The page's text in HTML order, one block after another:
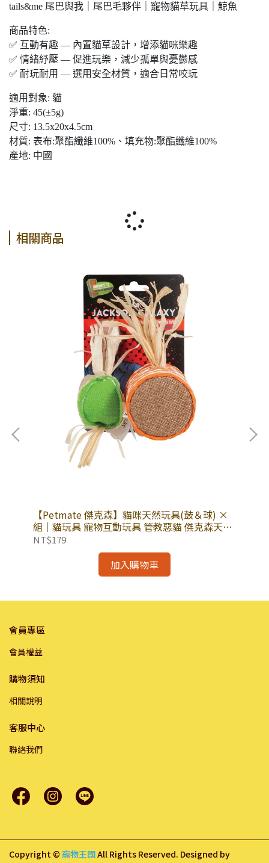
tails&me 尾巴與我｜尾巴毛夥伴｜寵物貓草玩具｜鯨魚
商品特色:
✅ 互動有趣 — 內置貓草設計，增添貓咪樂趣
✅ 情緒紓壓 — 促進玩樂，減少孤單與憂鬱感
✅ 耐玩耐用 — 選用安全材質，適合日常咬玩
適用對象: 貓
淨重: 45(±5g)
尺寸: 13.5x20x4.5cm
材質: 表布:聚酯纖維100%、填充物:聚酯纖維100%
產地: 中國
相關商品
【Petmate 傑克森】貓咪天然玩具(鼓＆球) ×
組｜貓玩具 寵物互動玩具 管教惡貓 傑克森天然
玩具
NT$179
加入購物車
會員專區
會員權益
購物須知
相關說明
客服中心
聯絡我們
Copyright © 寵物王國All Rights Reserved. Designed by